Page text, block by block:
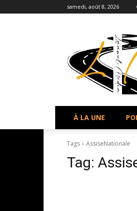
samedi, août 8, 2026
À LA UNE
Tags AssiseNationale
Tag: